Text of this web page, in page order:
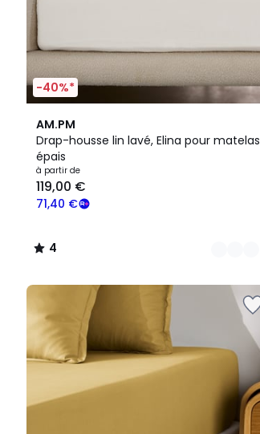
-40%*
AM.PM
Drap-housse lin lavé, Elina pour matelas
épais
à partir de
71,40 €
119,00 €
4
/
5
22
Couleurs
4
/